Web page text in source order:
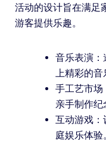
活动的设计旨在满足
游客提供乐趣。
音乐表演：
上精彩的音
手工艺市场
亲手制作纪
互动游戏：
庭娱乐体验